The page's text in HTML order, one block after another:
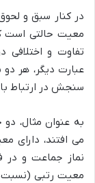
در کنار سبق و
معیت حالتی است
تفاوت و اختلافی
عبارت دیگر، هر
سنجش در ارتباط
به عنوان مثال،
می افتند، دارای
نماز جماعت و در
معیت رتبی (نسبت